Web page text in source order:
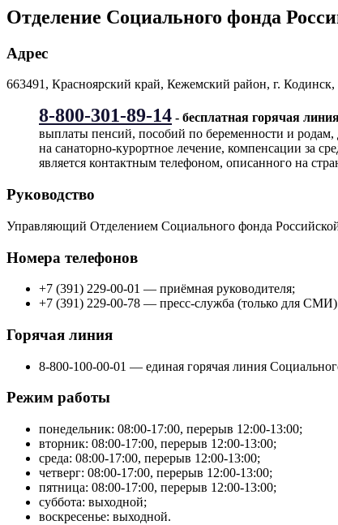
Отделение Социального фонда
Адрес
663491, Красноярский край, Кежемский район, г.
8-800-301-89-14 - бесплатная горячая
выплаты пенсий, пособий по беременности и
на санаторно-курортное лечение, компенсации за
является контактным телефоном, описанного на
Руководство
Управляющий Отделением Социального фонда
Номера телефонов
+7 (391) 229-00-01 — приёмная руководителя;
+7 (391) 229-00-78 — пресс-служба (только для
Горячая линия
8-800-100-00-01 — единая горячая линия
Режим работы
понедельник: 08:00-17:00, перерыв 12:00-13:00;
вторник: 08:00-17:00, перерыв 12:00-13:00;
среда: 08:00-17:00, перерыв 12:00-13:00;
четверг: 08:00-17:00, перерыв 12:00-13:00;
пятница: 08:00-17:00, перерыв 12:00-13:00;
суббота: выходной;
воскресенье: выходной.